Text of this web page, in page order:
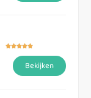

Bekijken